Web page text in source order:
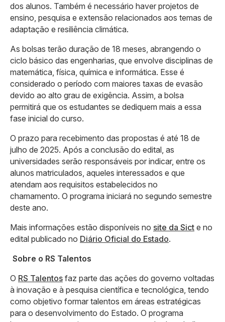
dos alunos. Também é necessário haver projetos de
ensino, pesquisa e extensão relacionados aos temas de
adaptação e resiliência climática.
As bolsas terão duração de 18 meses, abrangendo o
ciclo básico das engenharias, que envolve disciplinas de
matemática, física, química e informática. Esse é
considerado o período com maiores taxas de evasão
devido ao alto grau de exigência. Assim, a bolsa
permitirá que os estudantes se dediquem mais a essa
fase inicial do curso.
O prazo para recebimento das propostas é até 18 de
julho de 2025. Após a conclusão do edital, as
universidades serão responsáveis por indicar, entre os
alunos matriculados, aqueles interessados e que
atendam aos requisitos estabelecidos no
chamamento. O programa iniciará no segundo semestre
deste ano.
Mais informações estão disponíveis no site da Sict e no
edital publicado no Diário Oficial do Estado.
Sobre o RS Talentos
O RS Talentos faz parte das ações do governo voltadas
à inovação e à pesquisa científica e tecnológica, tendo
como objetivo formar talentos em áreas estratégicas
para o desenvolvimento do Estado. O programa